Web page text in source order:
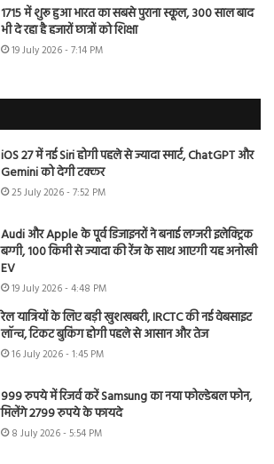
1715 में शुरू हुआ भारत का सबसे पुराना स्कूल, 300 साल बाद
भी दे रहा है हजारों छात्रों को शिक्षा
19 July 2026 - 7:14 PM
iOS 27 में नई Siri होगी पहले से ज्यादा स्मार्ट, ChatGPT और
Gemini को देगी टक्कर
25 July 2026 - 7:52 PM
Audi और Apple के पूर्व डिजाइनरों ने बनाई लग्जरी इलेक्ट्रिक
बग्गी, 100 किमी से ज्यादा की रेंज के साथ आएगी यह अनोखी
EV
19 July 2026 - 4:48 PM
रेल यात्रियों के लिए बड़ी खुशखबरी, IRCTC की नई वेबसाइट
लॉन्च, टिकट बुकिंग होगी पहले से आसान और तेज
16 July 2026 - 1:45 PM
999 रुपये में रिजर्व करें Samsung का नया फोल्डेबल फोन,
मिलेंगे 2799 रुपये के फायदे
8 July 2026 - 5:54 PM